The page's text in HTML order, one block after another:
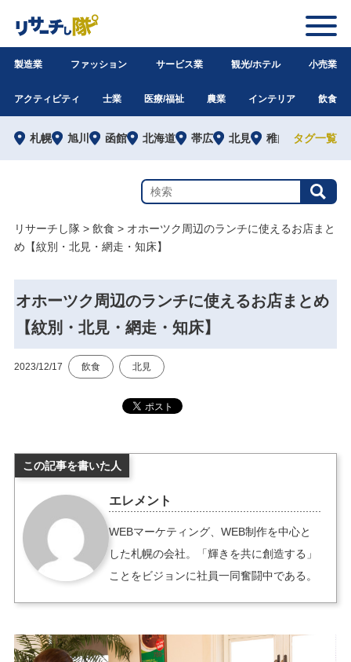
製造業 ファッション サービス業 観光/ホテル 小売業
アクティビティ 士業 医療/福祉 農業 インテリア 飲食
札幌 旭川 函館 帯広 北見 稚内
北海道 道外
タグ一覧
リサーチし隊 > 飲食 > オホーツク周辺のランチに使えるお店まと
め【紋別・北見・網走・知床】
オホーツク周辺のランチに使えるお店まとめ
【紋別・北見・網走・知床】
2023/12/17 飲食 北見
この記事を書いた人
エレメント
WEBマーケティング、WEB制作を中心と
した札幌の会社。「輝きを共に創造する」
ことをビジョンに社員一同奮闘中である。